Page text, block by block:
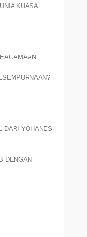
KUASA
DARI YOHANES
DENGAN